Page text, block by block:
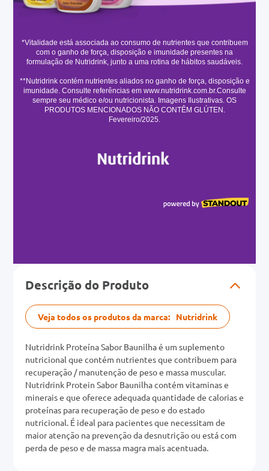
Descrição do Produto
Veja todos os produtos da marca: Nutridrink
Nutridrink Proteína Sabor Baunilha é um suplemento
nutricional que contém nutrientes que contribuem para
recuperação / manutenção de peso e massa muscular.
Nutridrink Protein Sabor Baunilha contém vitaminas e
minerais e que oferece adequada quantidade de calorias e
proteínas para recuperação de peso e do estado
nutricional. É ideal para pacientes que necessitam de
maior atenção na prevenção da desnutrição ou está com
perda de peso e de massa magra mais acentuada.